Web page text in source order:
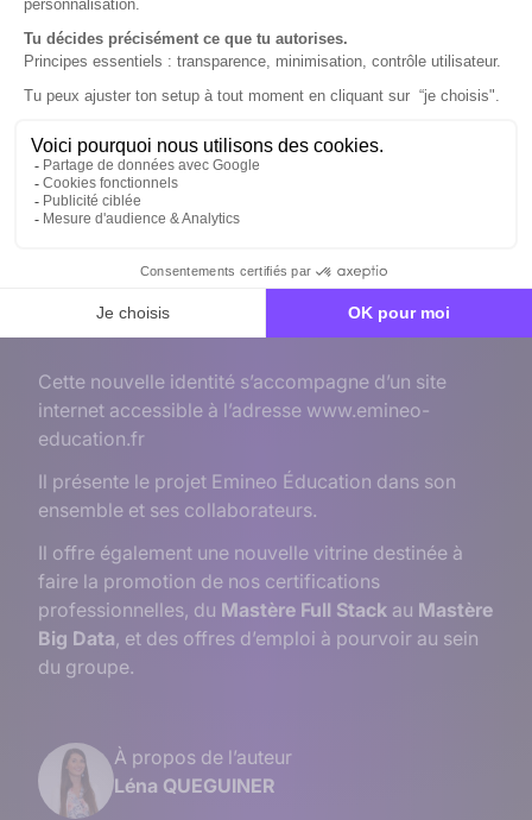
Il était naturel d’accompagner ce nouveau nom d’un
nouveau logo.
Nous le voulions simple, épuré et moderne.
Les formes sont à la fois rondes pour signifier la
formation, l’accompagnement et dynamiques pour
exprimer l’élan vers l’excellence.
Un site Internet
Cette nouvelle identité s’accompagne d’un site
internet accessible à l’adresse www.emineo-
education.fr
Il présente le projet Emineo Éducation dans son
ensemble et ses collaborateurs.
Il offre également une nouvelle vitrine destinée à
faire la promotion de nos certifications
professionnelles, du Mastère Full Stack au Mastère
Big Data, et des offres d’emploi à pourvoir au sein
du groupe.
À propos de l’auteur
Léna QUEGUINER